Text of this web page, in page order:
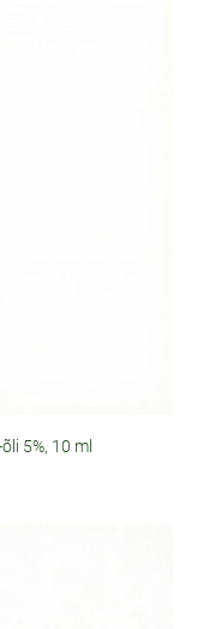
5%, 10 ml